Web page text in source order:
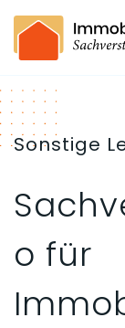
Sonstige
o für